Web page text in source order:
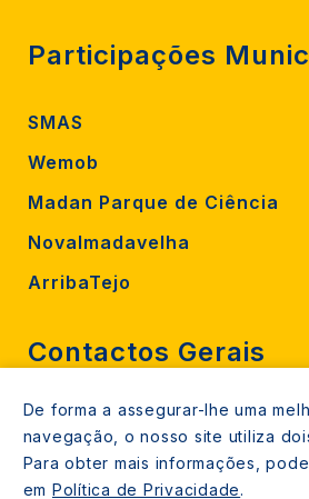
Participações
SMAS
Wemob
Madan Parque de Ciência
Novalmadavelha
ArribaTejo
Contactos Gerais
212 724 000
800206770 (gratuito rede
De forma a assegurar-lhe uma
navegação, o nosso site utiliza
Para obter mais informações,
em Política de Privacidade.